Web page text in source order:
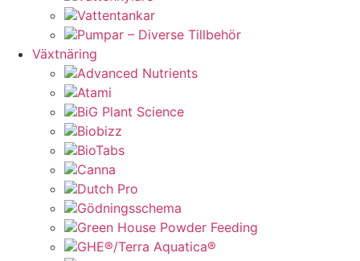
Vattentankar
Pumpar – Diverse Tillbehör
Växtnäring
Advanced Nutrients
Atami
BiG Plant Science
Biobizz
BioTabs
Canna
Dutch Pro
Gödningsschema
Green House Powder Feeding
GHE®/Terra Aquatica®